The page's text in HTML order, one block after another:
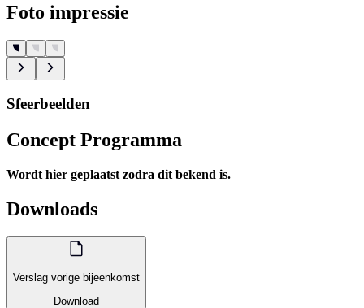
Foto impressie
Sfeerbeelden
Concept Programma
Wordt hier geplaatst zodra dit bekend is.
Downloads
Verslag vorige bijeenkomst
Download